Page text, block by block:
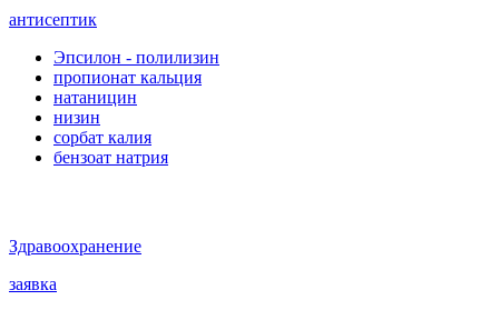
антисептик
Эпсилон - полилизин
пропионат кальция
натаницин
низин
сорбат калия
бензоат натрия
Здравоохранение
заявка